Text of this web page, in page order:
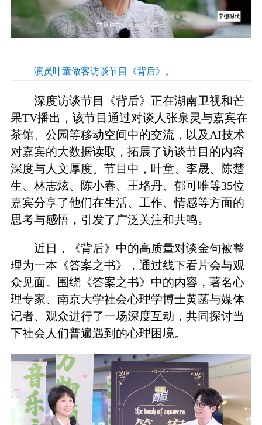
演员叶童做客访谈节目《背后》。
深度访谈节目《背后》正在湖南卫视和芒
果TV播出，该节目通过对谈人张泉灵与嘉宾在
茶馆、公园等移动空间中的交流，以及AI技术
对嘉宾的大数据读取，拓展了访谈节目的内容
深度与人文厚度。节目中，叶童、李晟、陈楚
生、林志炫、陈小春、王珞丹、郁可唯等35位
嘉宾分享了他们在生活、工作、情感等方面的
思考与感悟，引发了广泛关注和共鸣。
近日，《背后》中的高质量对谈金句被整
理为一本《答案之书》，通过线下看片会与观
众见面。围绕《答案之书》中的内容，著名心
理专家、南京大学社会心理学博士黄菡与媒体
记者、观众进行了一场深度互动，共同探讨当
下社会人们普遍遇到的心理困境。